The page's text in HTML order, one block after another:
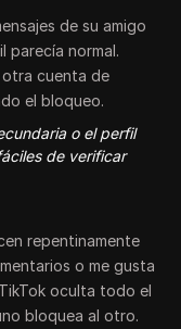
de su amigo
parecía normal.
otra cuenta de
el bloqueo.
o el perfil
de verificar
repentinamente
o me gusta
oculta todo el
bloquea al otro.